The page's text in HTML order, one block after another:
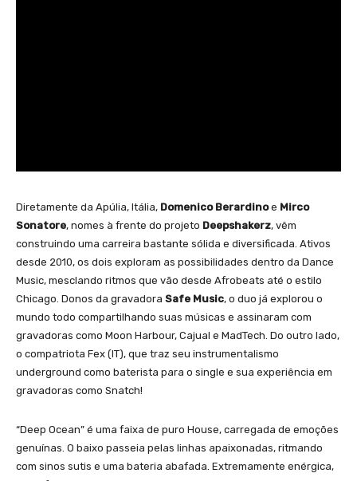
Diretamente da Apúlia, Itália, Domenico Berardinoe Mirco
Sonatore, nomes à frente do projeto Deepshakerz, vêm
construindo uma carreira bastante sólida e diversificada. Ativos
desde 2010, os dois exploram as possibilidades dentro da Dance
Music, mesclando ritmos que vão desde Afrobeats até o estilo
Chicago. Donos da gravadora Safe Music, o duo já explorou o
mundo todo compartilhando suas músicas e assinaram com
gravadoras como Moon Harbour, Cajual e MadTech. Do outro lado,
o compatriota Fex (IT), que traz seu instrumentalismo
underground como baterista para o single e sua experiência em
gravadoras como Snatch!
“Deep Ocean” é uma faixa de puro House, carregada de emoções
genuínas. O baixo passeia pelas linhas apaixonadas, ritmando
com sinos sutis e uma bateria abafada. Extremamente enérgica,